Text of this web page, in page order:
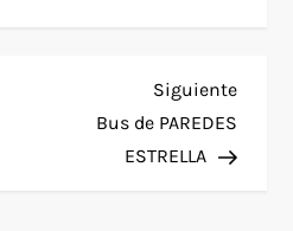
Siguiente
Bus de PAREDES
ESTRELLA